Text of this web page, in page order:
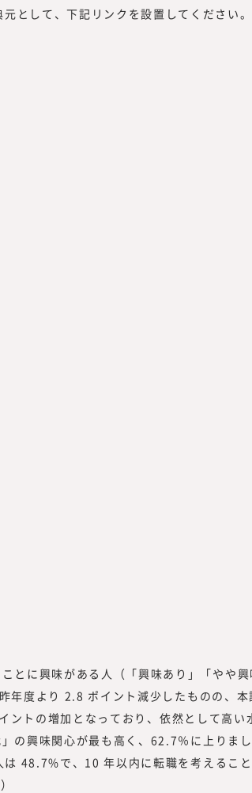
読者は、新しい働き方
スキリング、サステ
つまり、読者の目線
携わる編集者、記者
要があります。われ
容、集める情報、発
者のために役立つ情
として、下記リンクを設置してください。
とに興味がある人（「興味あり」「やや興
年度より 2.8 ポイント減少したものの、本
トの増加となっており、依然として高い
の興味関心が最も高く、62.7％に上りまし
48.7%で、10 年以内に転職を考えるこ